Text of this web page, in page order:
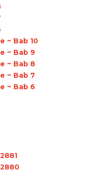
~ Bab 10
~ Bab 9
~ Bab 8
~ Bab 7
~ Bab 6